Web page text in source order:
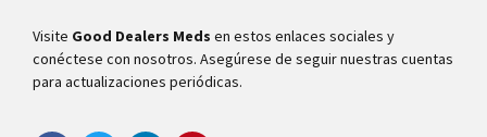
Visite Good Dealers Meds en estos enlaces sociales y
conéctese con nosotros. Asegúrese de seguir nuestras cuentas
para actualizaciones periódicas.